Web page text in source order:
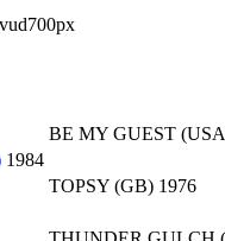
1984
BE MY GUEST
TOPSY (GB) 1976